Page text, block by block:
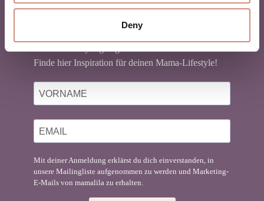
Deny
BABYTRAGEN
Finde hier Inspiration für deinen Mama-Lifestyle!
Mit deiner Anmeldung erklärst du dich einverstanden, in
unsere Mailingliste aufgenommen zu werden und Marketing-
E-Mails von mamalila zu erhalten.